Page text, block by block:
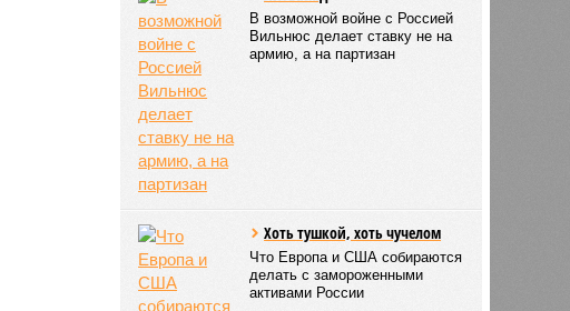
В возможной войне с Россией
Вильнюс делает ставку не на
армию, а на партизан
Хоть тушкой, хоть чучелом
Что Европа и США собираются
делать с замороженными
активами России